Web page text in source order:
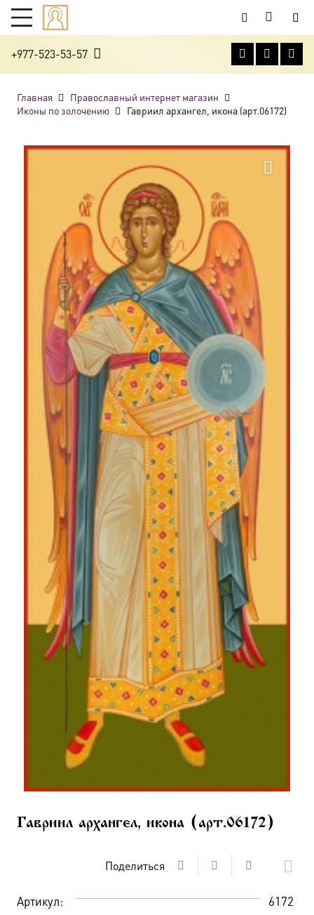
+977-523-53-57
Главная
Православный интернет магазин
Иконы по золочению
Гавриил архангел, икона (арт.06172)
Гавриил архангел, икона (арт.06172)
Поделиться
Артикул: 6172